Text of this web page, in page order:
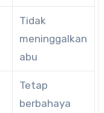
Tidak
meninggalkan
abu
Tetap
berbahaya